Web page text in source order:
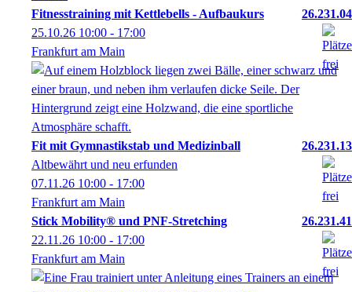
Fitnesstraining mit Kettlebells - Aufbaukurs
26.231.04
25.10.26 10:00 - 17:00
Frankfurt am Main
Fit mit Gymnastikstab und Medizinball
26.231.13
Altbewährt und neu erfunden
07.11.26 10:00 - 17:00
Frankfurt am Main
Stick Mobility® und PNF-Stretching
26.231.41
22.11.26 10:00 - 17:00
Frankfurt am Main